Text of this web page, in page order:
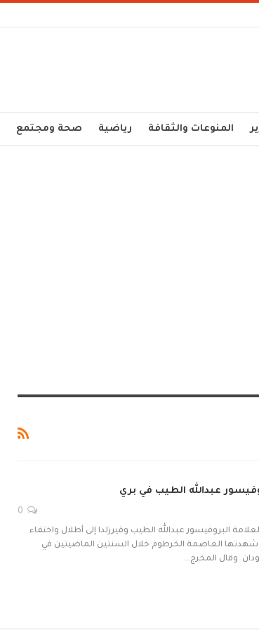
المنوعات والثقافة رياضية صحة ومجتمع
عبدالله الطيب في بري
البروفيسور عبدالله الطيب وقيرزلدا إلى أطلال واختفاء
شهدتها العاصمة الخرطوم خلال السنتين الماضيتين في
وقال المخرج…